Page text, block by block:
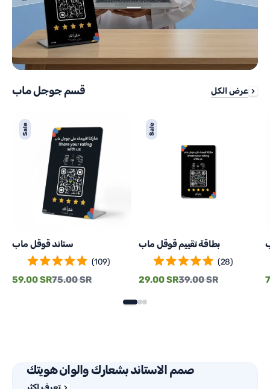
قسم جوجل ماب عرض الكل
ستاند
قوقل
Sale
ستاند قوقل ماب
(109)
Regular
59.00 SRSale
75.00 SR
بطاقة
تقييم
Sale
بطاقة تقييم قوقل ماب
(28)
Regular
29.00 SRSale
39.00 SR
صمم الاستاند بشعارك والوان هويتك